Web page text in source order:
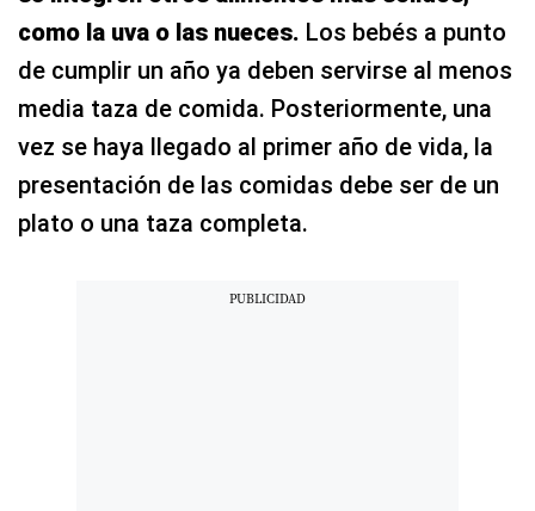
como la uva o las nueces. Los bebés a punto
de cumplir un año ya deben servirse al menos
media taza de comida. Posteriormente, una
vez se haya llegado al primer año de vida, la
presentación de las comidas debe ser de un
plato o una taza completa.